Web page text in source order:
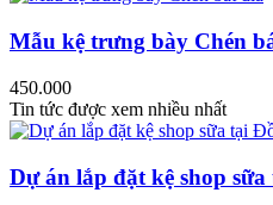
Mẫu kệ trưng bày Chén
450.000
Tin tức được xem nhiều nhất
Dự án lắp đặt kệ shop